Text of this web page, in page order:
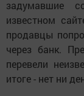
задумавшие
известном
продавцы
через банк.
перевели
итоге - нет ни